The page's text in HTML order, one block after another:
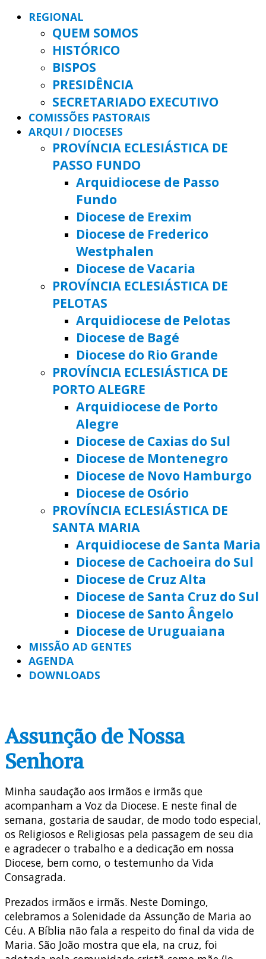
REGIONAL
QUEM SOMOS
HISTÓRICO
BISPOS
PRESIDÊNCIA
SECRETARIADO EXECUTIVO
COMISSÕES PASTORAIS
ARQUI / DIOCESES
PROVÍNCIA ECLESIÁSTICA DE
PASSO FUNDO
Arquidiocese de Passo
Fundo
Diocese de Erexim
Diocese de Frederico
Westphalen
Diocese de Vacaria
PROVÍNCIA ECLESIÁSTICA DE
PELOTAS
Arquidiocese de Pelotas
Diocese de Bagé
Diocese do Rio Grande
PROVÍNCIA ECLESIÁSTICA DE
PORTO ALEGRE
Arquidiocese de Porto
Alegre
Diocese de Caxias do Sul
Diocese de Montenegro
Diocese de Novo Hamburgo
Diocese de Osório
PROVÍNCIA ECLESIÁSTICA DE
SANTA MARIA
Arquidiocese de Santa Maria
Diocese de Cachoeira do Sul
Diocese de Cruz Alta
Diocese de Santa Cruz do Sul
Diocese de Santo Ângelo
Diocese de Uruguaiana
MISSÃO AD GENTES
AGENDA
DOWNLOADS
Assunção de Nossa
Senhora
Minha saudação aos irmãos e irmãs que
acompanham a Voz da Diocese. E neste final de
semana, gostaria de saudar, de modo todo especial,
os Religiosos e Religiosas pela passagem de seu dia
e agradecer o trabalho e a dedicação em nossa
Diocese, bem como, o testemunho da Vida
Consagrada.
Prezados irmãos e irmãs. Neste Domingo,
celebramos a Solenidade da Assunção de Maria ao
Céu. A Bíblia não fala a respeito do final da vida de
Maria. São João mostra que ela, na cruz, foi